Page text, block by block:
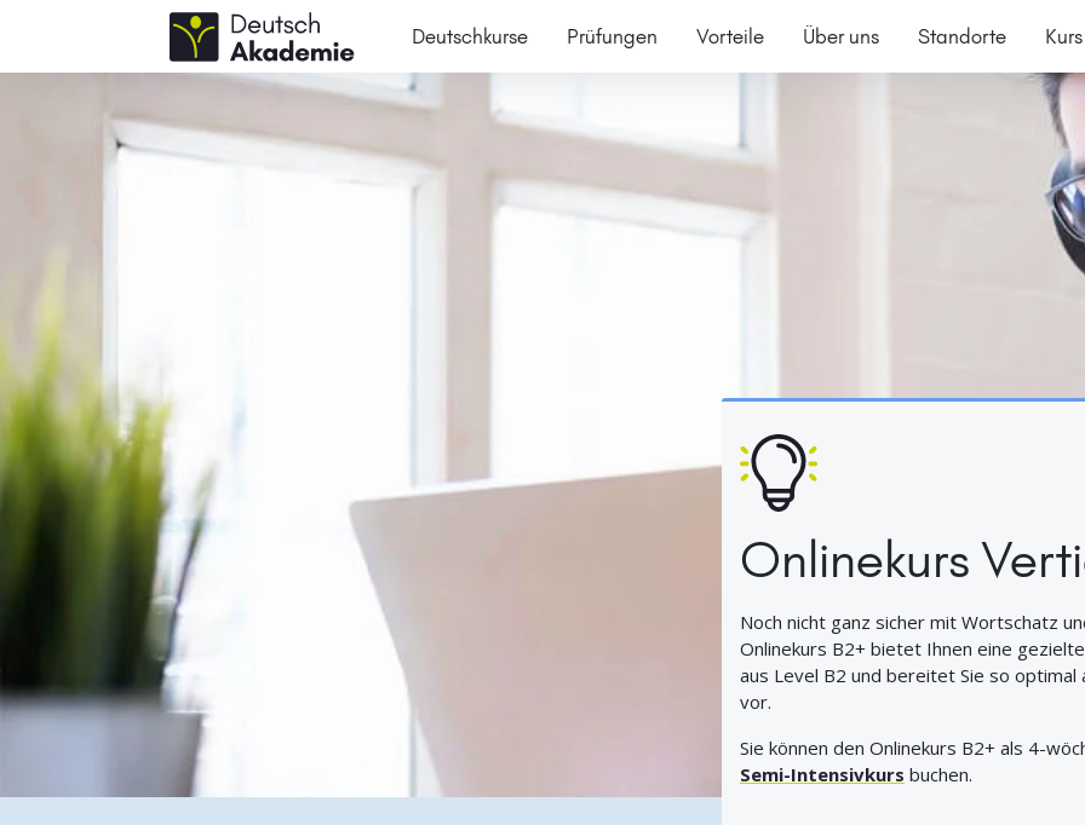
Deutschkurse Prüfungen Vorteile Über uns Standorte
Onlinekurs
Noch nicht ganz sicher mit Wortschatz
Onlinekurs B2+ bietet Ihnen eine
aus Level B2 und bereitet Sie so optimal
vor.
Sie können den Onlinekurs B2+ als 4-
Semi-Intensivkurs buchen.